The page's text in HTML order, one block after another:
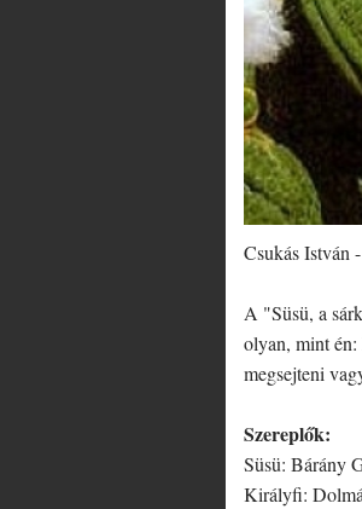
Csukás István
A "Süsü, a
olyan, mint én:
megsejteni
Szereplők:
Süsü: Bárány
Királyfi: